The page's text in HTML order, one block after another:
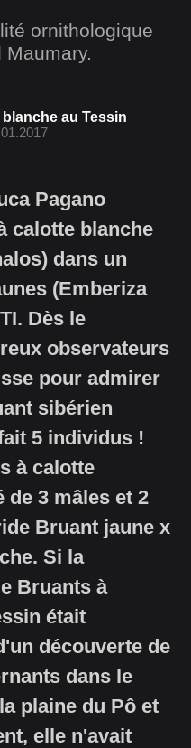
ornithologique
au Tessin
Pagano
calotte blanche
dans un
(Emberiza
Dès le
observateurs
pour admirer
sibérien
5 individus !
à calotte
de 3 mâles et 2
Bruant jaune x
Si la
Bruants à
était
découverte de
dans le
plaine du Pô et
elle n'avait